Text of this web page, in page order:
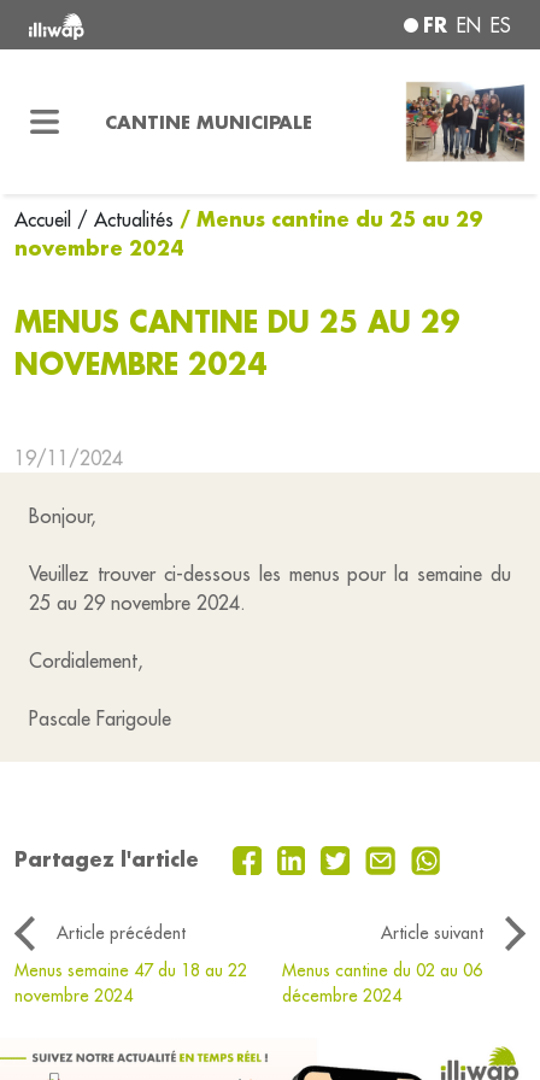
FR EN ES
CANTINE MUNICIPALE
Accueil / Actualités / Menus cantine du 25 au 29
novembre 2024
MENUS CANTINE DU 25 AU 29
NOVEMBRE 2024
19/11/2024
Bonjour,
Veuillez trouver ci-dessous les menus pour la semaine du
25 au 29 novembre 2024.
Cordialement,
Pascale Farigoule
Partagez l'article
Article précédent
Article suivant
Menus semaine 47 du 18 au 22
novembre 2024
Menus cantine du 02 au 06
décembre 2024